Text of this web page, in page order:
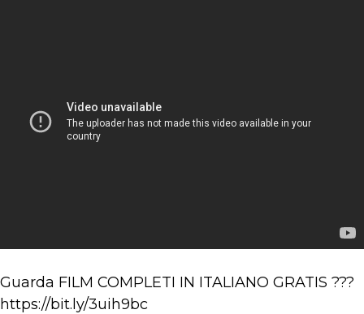
Guarda FILM COMPLETI IN ITALIANO GRATIS ???
https://bit.ly/3uih9bc